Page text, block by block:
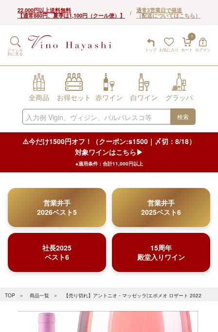
22,000円以上送料無料
【通常880円、夏季は1,100円（クール便）】 / 通常3営業日で発送
（配送についてはこちら）
トップ お気に入り
0
カート ログイン
ジャンル
別に見る
全商品 お得セット 赤ワイン 白ワイン グラッパ
検索
⚠️今だけ1500円オフ！（クーポン:s1500｜〆切：8/18）
対象ワインはこちら▶︎
※適用条件：合計11,000円以上
営業井手
2026ベスト5
営業井手
2025ベスト6
社長2025
ベスト6
15周年
殿堂入りワイン
TOP 商品一覧 【売り切れ】アントニオ・マッゼッラ|エポメオ ロザート 2022